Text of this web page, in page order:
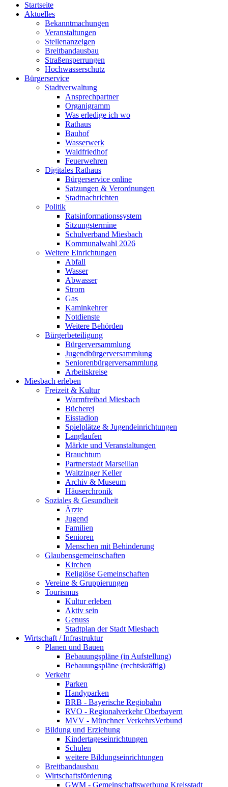
Startseite
Aktuelles
Bekanntmachungen
Veranstaltungen
Stellenanzeigen
Breitbandausbau
Straßensperrungen
Hochwasserschutz
Bürgerservice
Stadtverwaltung
Ansprechpartner
Organigramm
Was erledige ich wo
Rathaus
Bauhof
Wasserwerk
Waldfriedhof
Feuerwehren
Digitales Rathaus
Bürgerservice online
Satzungen & Verordnungen
Stadtnachrichten
Politik
Ratsinformationssystem
Sitzungstermine
Schulverband Miesbach
Kommunalwahl 2026
Weitere Einrichtungen
Abfall
Wasser
Abwasser
Strom
Gas
Kaminkehrer
Notdienste
Weitere Behörden
Bürgerbeteiligung
Bürgerversammlung
Jugendbürgerversammlung
Seniorenbürgerversammlung
Arbeitskreise
Miesbach erleben
Freizeit & Kultur
Warmfreibad Miesbach
Bücherei
Eisstadion
Spielplätze & Jugendeinrichtungen
Langlaufen
Märkte und Veranstaltungen
Brauchtum
Partnerstadt Marseillan
Waitzinger Keller
Archiv & Museum
Häuserchronik
Soziales & Gesundheit
Ärzte
Jugend
Familien
Senioren
Menschen mit Behinderung
Glaubensgemeinschaften
Kirchen
Religiöse Gemeinschaften
Vereine & Gruppierungen
Tourismus
Kultur erleben
Aktiv sein
Genuss
Stadtplan der Stadt Miesbach
Wirtschaft / Infrastruktur
Planen und Bauen
Bebauungspläne (in Aufstellung)
Bebauungspläne (rechtskräftig)
Verkehr
Parken
Handyparken
BRB - Bayerische Regiobahn
RVO - Regionalverkehr Oberbayern
MVV - Münchner VerkehrsVerbund
Bildung und Erziehung
Kindertageseinrichtungen
Schulen
weitere Bildungseinrichtungen
Breitbandausbau
Wirtschaftsförderung
GWM - Gemeinschaftswerbung Kreisstadt